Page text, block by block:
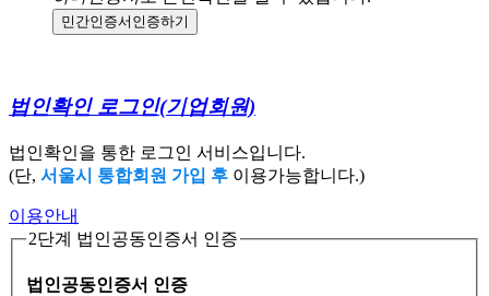
민간인증서 인증하기
법인확인 로그인(기업회원)
법인확인을 통한 로그인 서비스입니다.
(단, 서울시 통합회원 가입 후 이용가능합니다.)
이용안내
2단계 법인공동인증서 인증
법인공동인증서 인증